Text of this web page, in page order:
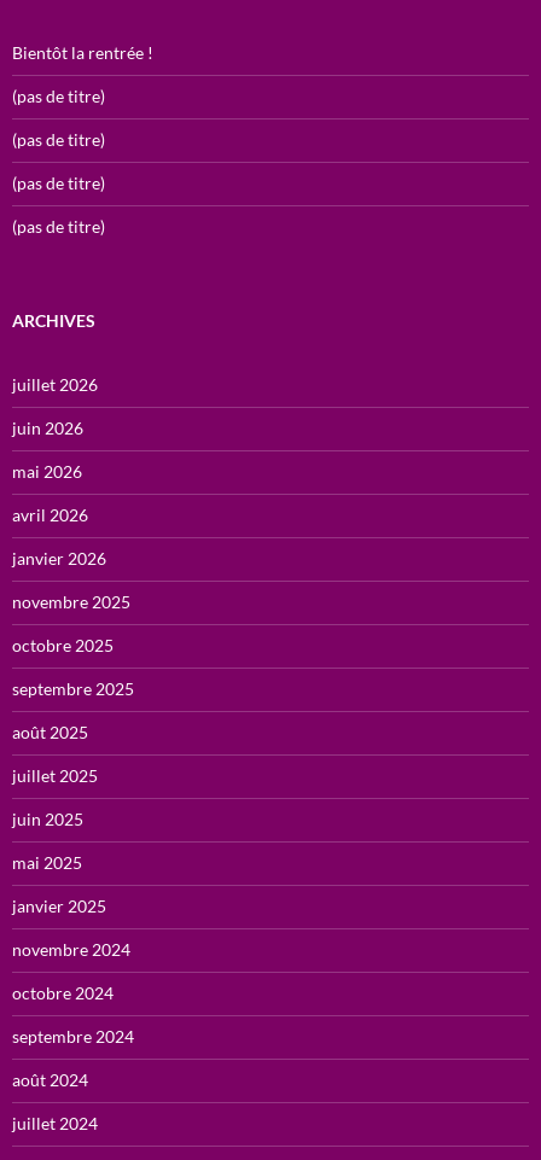
Bientôt la rentrée !
(pas de titre)
(pas de titre)
(pas de titre)
(pas de titre)
ARCHIVES
juillet 2026
juin 2026
mai 2026
avril 2026
janvier 2026
novembre 2025
octobre 2025
septembre 2025
août 2025
juillet 2025
juin 2025
mai 2025
janvier 2025
novembre 2024
octobre 2024
septembre 2024
août 2024
juillet 2024